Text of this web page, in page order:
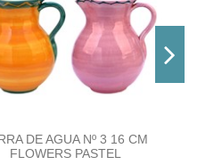
DE AGUA Nº 3 16 CM
FLOWERS PASTEL